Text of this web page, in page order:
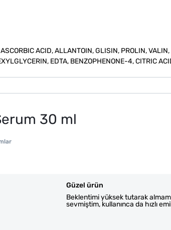
ACID, ALLANTOIN, GLISIN, PROLIN, VALIN,
EDTA, BENZOPHENONE-4, CITRIC
30 ml
Güzel ürün
Beklentimi yüksek tutarak
sevmiştim, kullanınca da hızlı